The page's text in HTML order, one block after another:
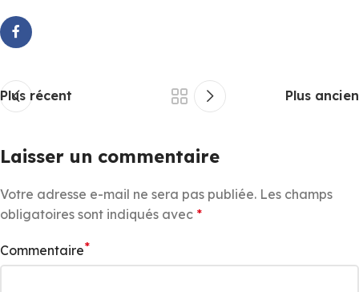
Plus récent Plus ancien
Laisser un commentaire
Votre adresse e-mail ne sera pas publiée. Les champs
obligatoires sont indiqués avec *
Commentaire*